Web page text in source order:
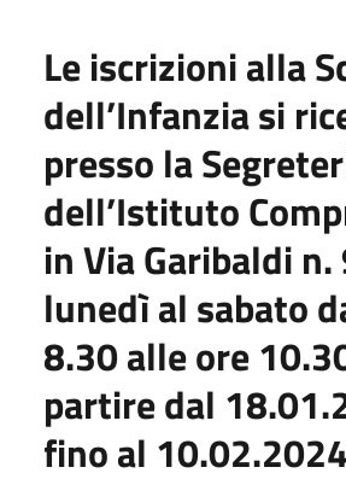
Le iscrizioni alla
dell’Infanzia si
presso la
dell’Istituto
in Via Garibaldi
lunedì al sabato
8.30 alle ore
partire dal
fino al